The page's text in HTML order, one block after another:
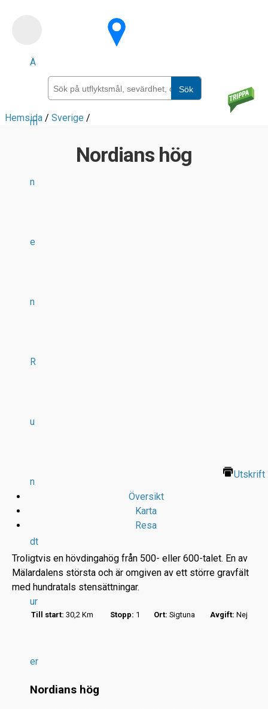
Ä
m
n
e
n
R
u
n
dt
ur
er
Sök
Hemsida / Sverige /
Nordians hög
Utskrift
Översikt
Karta
Resa
Troligtvis en hövdingahög från 500- eller 600-talet. En av
Mälardalens största och är omgiven av ett större gravfält
med hundratals stensättningar.
Till start: 30,2 Km Stopp: 1 Ort: Sigtuna Avgift: Nej
Nordians hög